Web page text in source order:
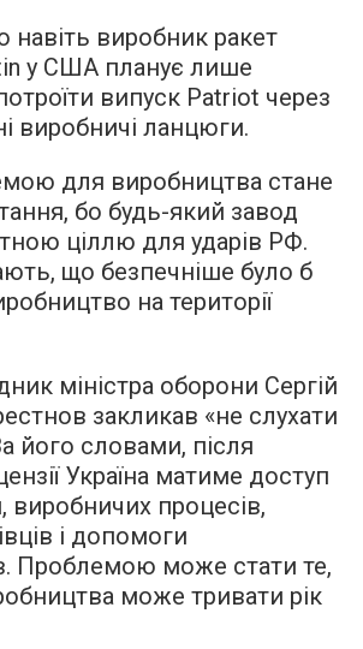
навіть виробник ракет
у США планує лише
випуск Patriot через
виробничі ланцюги.
для виробництва стане
бо будь-який завод
ціллю для ударів РФ.
що безпечніше було б
на території
міністра оборони Сергій
закликав «не слухати
його словами, після
Україна матиме доступ
виробничих процесів,
і допомоги
Проблемою може стати те,
може тривати рік